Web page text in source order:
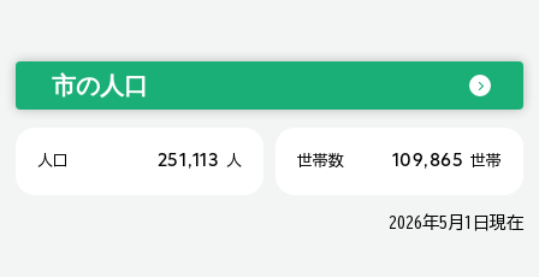
市の人口
人口 251,113 人 世帯数 109,865 世帯
2026年5月1日現在